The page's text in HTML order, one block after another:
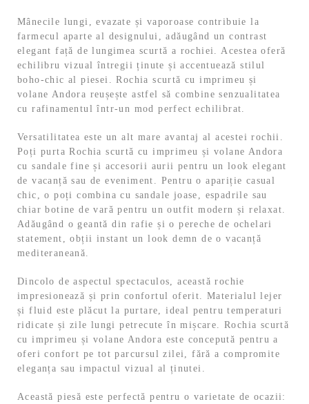
Mânecile lungi, evazate și vaporoase contribuie la
farmecul aparte al designului, adăugând un contrast
elegant față de lungimea scurtă a rochiei. Acestea oferă
echilibru vizual întregii ținute și accentuează stilul
boho-chic al piesei. Rochia scurtă cu imprimeu și
volane Andora reușește astfel să combine senzualitatea
cu rafinamentul într-un mod perfect echilibrat.
Versatilitatea este un alt mare avantaj al acestei rochii.
Poți purta Rochia scurtă cu imprimeu și volane Andora
cu sandale fine și accesorii aurii pentru un look elegant
de vacanță sau de eveniment. Pentru o apariție casual
chic, o poți combina cu sandale joase, espadrile sau
chiar botine de vară pentru un outfit modern și relaxat.
Adăugând o geantă din rafie și o pereche de ochelari
statement, obții instant un look demn de o vacanță
mediteraneană.
Dincolo de aspectul spectaculos, această rochie
impresionează și prin confortul oferit. Materialul lejer
și fluid este plăcut la purtare, ideal pentru temperaturi
ridicate și zile lungi petrecute în mișcare. Rochia scurtă
cu imprimeu și volane Andora este concepută pentru a
oferi confort pe tot parcursul zilei, fără a compromite
eleganța sau impactul vizual al ținutei.
Această piesă este perfectă pentru o varietate de ocazii: